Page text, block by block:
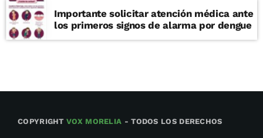
Importante solicitar atención médica ante
los primeros signos de alarma por dengue
COPYRIGHTVOX MORELIA - TODOS LOS DERECHOS